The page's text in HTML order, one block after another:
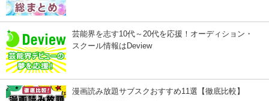
芸能界を志す10代～20代を応援！オーディション・
スクール情報はDeview
漫画読み放題サブスクおすすめ11選【徹底比較】